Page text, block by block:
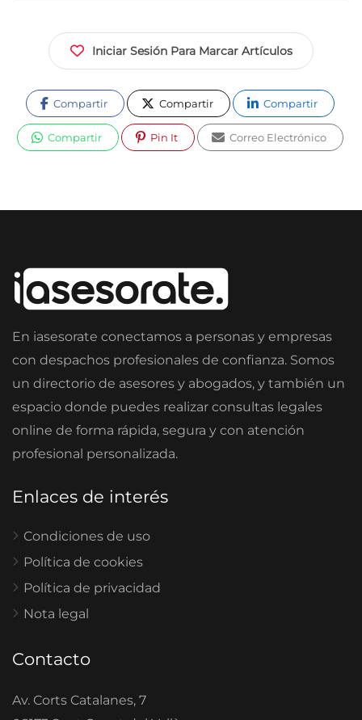
Iniciar Sesión Para Marcar Artículos
Compartir Compartir Compartir
Compartir Pin It Correo Electrónico
En iasesorate conectamos a personas y empresas
con despachos profesionales de confianza. Somos
un directorio de asesores y abogados, y también un
espacio donde puedes realizar consultas legales
online de forma rápida, segura y con atención
profesional personalizada.
Enlaces de interés
Condiciones de uso
Política de cookies
Política de privacidad
Nota legal
Contacto
Av. Corts Catalanes, 7